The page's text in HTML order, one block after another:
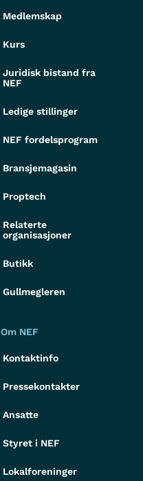
Medlemskap
Kurs
Juridisk bistand fra
NEF
Ledige stillinger
NEF fordelsprogram
Bransjemagasin
Proptech
Relaterte
organisasjoner
Butikk
Gullmegleren
Om NEF
Kontaktinfo
Pressekontakter
Ansatte
Styret i NEF
Lokalforeninger